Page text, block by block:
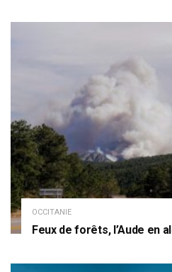
OCCITANIE
Feux de forêts, l’Aude en